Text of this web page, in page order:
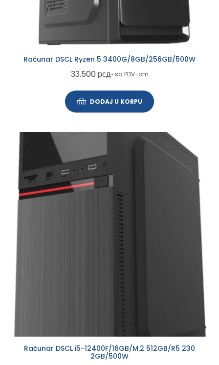
Računar DSCL Ryzen 5 3400G/8GB/256GB/500W
33.500 рсд~ sa PDV-om
DODAJ U KORPU
Računar DSCL i5-12400F/16GB/M.2 512GB/R5 230
2GB/500W